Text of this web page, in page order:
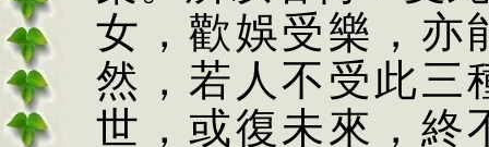
女，歡娛受樂，亦
然，若人不受此三
世，或復未來，終